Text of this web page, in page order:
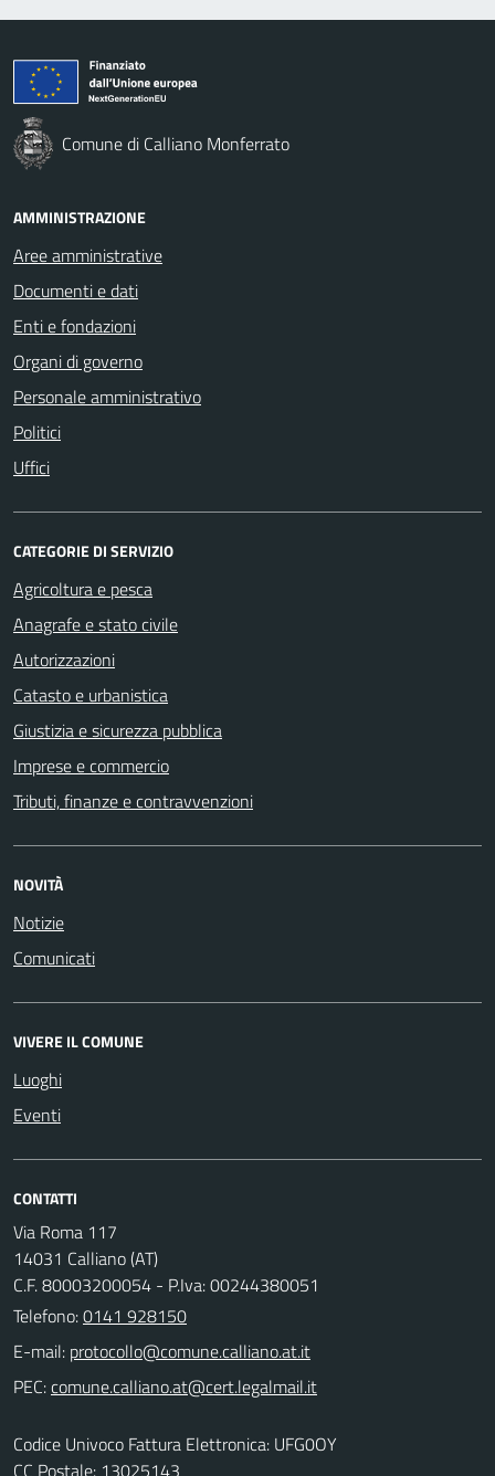
Comune di Calliano Monferrato
AMMINISTRAZIONE
Aree amministrative
Documenti e dati
Enti e fondazioni
Organi di governo
Personale amministrativo
Politici
Uffici
CATEGORIE DI SERVIZIO
Agricoltura e pesca
Anagrafe e stato civile
Autorizzazioni
Catasto e urbanistica
Giustizia e sicurezza pubblica
Imprese e commercio
Tributi, finanze e contravvenzioni
NOVITÀ
Notizie
Comunicati
VIVERE IL COMUNE
Luoghi
Eventi
CONTATTI
Via Roma 117
14031 Calliano (AT)
C.F. 80003200054 - P.Iva: 00244380051
Telefono:0141 928150
E-mail:
PEC:
Codice Univoco Fattura Elettronica: UFG0OY
CC Postale: 13025143